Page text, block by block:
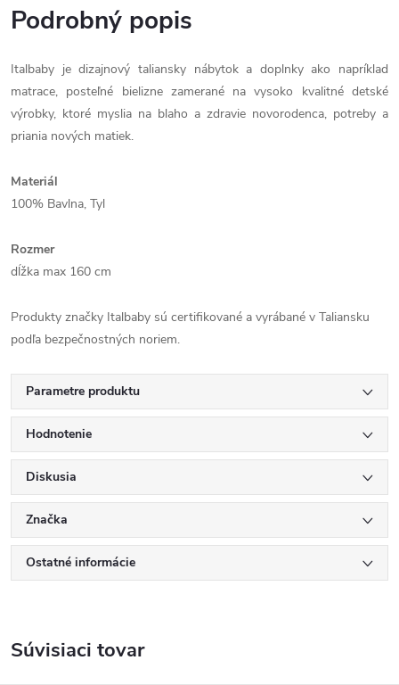
Podrobný popis
Italbaby je dizajnový taliansky nábytok a doplnky ako napríklad
matrace, posteľné bielizne zamerané na vysoko kvalitné detské
výrobky, ktoré myslia na blaho a zdravie novorodenca, potreby a
priania nových matiek.
Materiál
100% Bavlna, Tyl
Rozmer
dĺžka max 160 cm
Produkty značky Italbaby sú certifikované a vyrábané v Taliansku
podľa bezpečnostných noriem.
Parametre produktu
Hodnotenie
Diskusia
Značka
Ostatné informácie
Súvisiaci tovar